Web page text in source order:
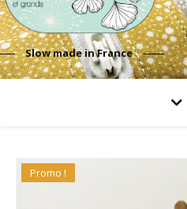
Slow made in France
Promo !